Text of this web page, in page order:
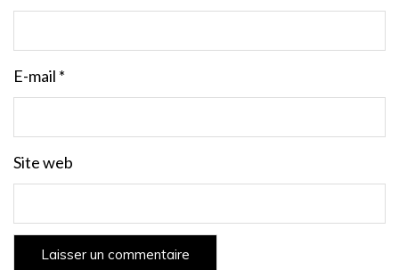
E-mail *
Site web